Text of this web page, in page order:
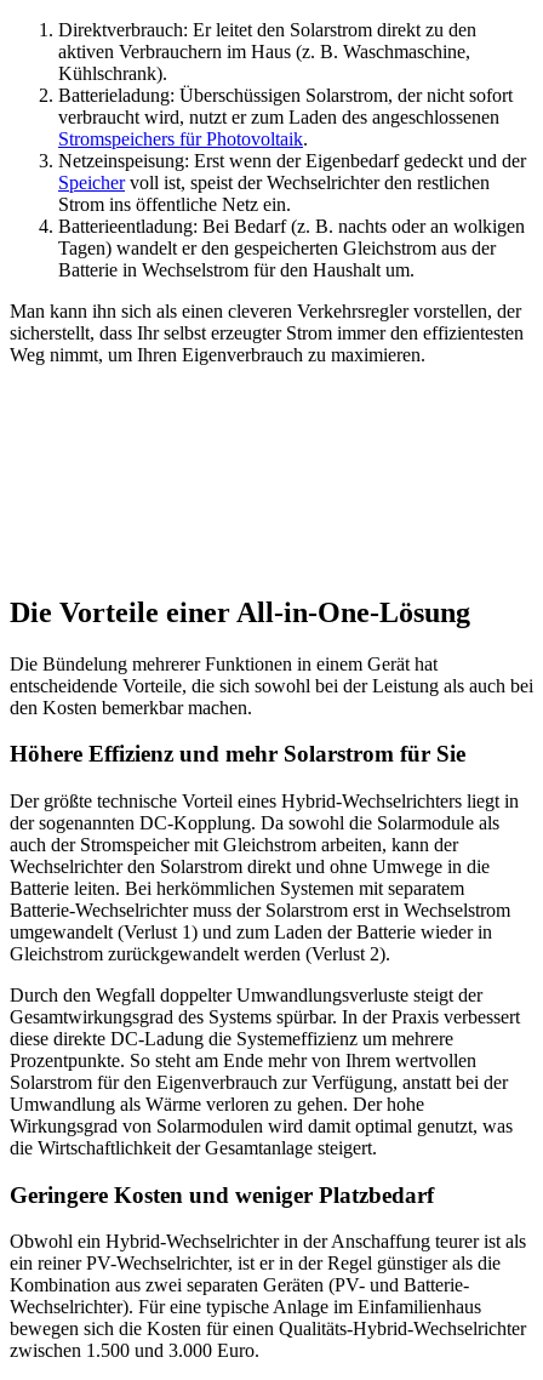
Direktverbrauch: Er leitet den Solarstrom direkt zu den
aktiven Verbrauchern im Haus (z. B. Waschmaschine,
Kühlschrank).
Batterieladung: Überschüssigen Solarstrom, der nicht sofort
verbraucht wird, nutzt er zum Laden des angeschlossenen
Stromspeichers für Photovoltaik.
Netzeinspeisung: Erst wenn der Eigenbedarf gedeckt und der
Speichervoll ist, speist der Wechselrichter den restlichen
Strom ins öffentliche Netz ein.
Batterieentladung: Bei Bedarf (z. B. nachts oder an wolkigen
Tagen) wandelt er den gespeicherten Gleichstrom aus der
Batterie in Wechselstrom für den Haushalt um.
Man kann ihn sich als einen cleveren Verkehrsregler vorstellen, der
sicherstellt, dass Ihr selbst erzeugter Strom immer den effizientesten
Weg nimmt, um Ihren Eigenverbrauch zu maximieren.
Die Vorteile einer All-in-One-Lösung
Die Bündelung mehrerer Funktionen in einem Gerät hat
entscheidende Vorteile, die sich sowohl bei der Leistung als auch bei
den Kosten bemerkbar machen.
Höhere Effizienz und mehr Solarstrom für Sie
Der größte technische Vorteil eines Hybrid-Wechselrichters liegt in
der sogenannten DC-Kopplung. Da sowohl die Solarmodule als
auch der Stromspeicher mit Gleichstrom arbeiten, kann der
Wechselrichter den Solarstrom direkt und ohne Umwege in die
Batterie leiten. Bei herkömmlichen Systemen mit separatem
Batterie-Wechselrichter muss der Solarstrom erst in Wechselstrom
umgewandelt (Verlust 1) und zum Laden der Batterie wieder in
Gleichstrom zurückgewandelt werden (Verlust 2).
Durch den Wegfall doppelter Umwandlungsverluste steigt der
Gesamtwirkungsgrad des Systems spürbar. In der Praxis verbessert
diese direkte DC-Ladung die Systemeffizienz um mehrere
Prozentpunkte. So steht am Ende mehr von Ihrem wertvollen
Solarstrom für den Eigenverbrauch zur Verfügung, anstatt bei der
Umwandlung als Wärme verloren zu gehen. Der hohe
Wirkungsgrad von Solarmodulen wird damit optimal genutzt, was
die Wirtschaftlichkeit der Gesamtanlage steigert.
Geringere Kosten und weniger Platzbedarf
Obwohl ein Hybrid-Wechselrichter in der Anschaffung teurer ist als
ein reiner PV-Wechselrichter, ist er in der Regel günstiger als die
Kombination aus zwei separaten Geräten (PV- und Batterie-
Wechselrichter). Für eine typische Anlage im Einfamilienhaus
bewegen sich die Kosten für einen Qualitäts-Hybrid-Wechselrichter
zwischen 1.500 und 3.000 Euro.